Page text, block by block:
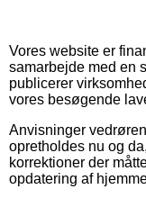
Vores website er
samarbejde med en
publicerer
vores besøgende
Anvisninger
opretholdes nu og
korrektioner der
opdatering af